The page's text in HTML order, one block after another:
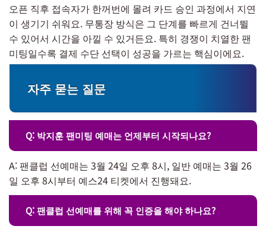
오픈 직후 접속자가 한꺼번에 몰려 카드 승인 과정에서 지연
이 생기기 쉬워요. 무통장 방식은 그 단계를 빠르게 건너뛸
수 있어서 시간을 아낄 수 있거든요. 특히 경쟁이 치열한 팬
미팅일수록 결제 수단 선택이 성공을 가르는 핵심이에요.
자주 묻는 질문
Q: 박지훈 팬미팅 예매는 언제부터 시작되나요?
A: 팬클럽 선예매는 3월 24일 오후 8시, 일반 예매는 3월 26
일 오후 8시부터 예스24 티켓에서 진행돼요.
Q: 팬클럽 선예매를 위해 꼭 인증을 해야 하나요?